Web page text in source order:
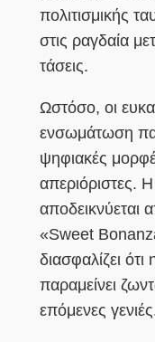
πολιτισμικής
στις ραγδαία
τάσεις.
Ωστόσο, οι
ενσωμάτωση
ψηφιακές
απεριόριστες.
αποδεικνύεται
«Sweet
διασφαλίζει
παραμείνει
επόμενες